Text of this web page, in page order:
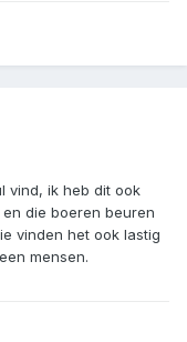
vind, ik heb dit ook
die boeren beuren
vinden het ook lastig
mensen.